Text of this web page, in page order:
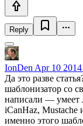
Reply
IonDen Apr 10 2014
Да это разве
шаблонизатор со
написали — умеет
iCanHaz, Mustache
именно этого